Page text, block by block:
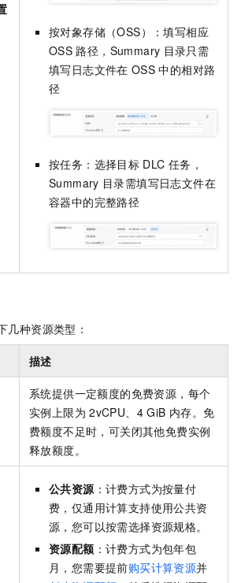
按对象存储（OSS）：填写相应
OSS 路径，Summary 目录只需
填写日志文件在 OSS 中的相对路
径
按任务：选择目标 DLC 任务，
Summary 目录需填写日志文件在
容器中的完整路径
几种资源类型：
描述
系统提供一定额度的免费资源，每个
实例上限为 2vCPU、4 GiB 内存。免
费额度不足时，可关闭其他免费实例
释放额度。
公共资源 ：计费方式为按量付
费，仅通用计算支持使用公共资
源，您可以按需选择资源规格。
资源配额 ：计费方式为包年包
月，您需要提前购买计算资源并